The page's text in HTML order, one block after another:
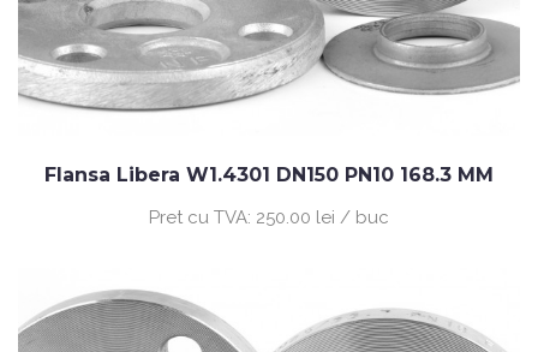
Flansa Libera W1.4301 DN150 PN10 168.3 MM
Pret cu TVA: 250.00 lei / buc